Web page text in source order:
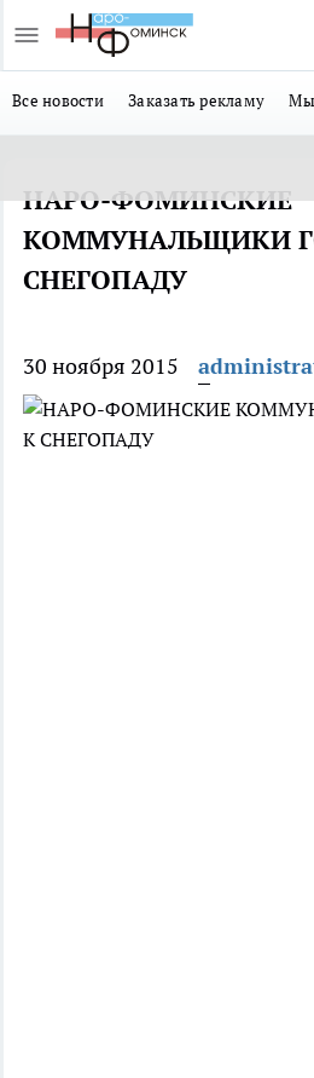
Все новости Заказать рекламу Мы
НАРО-ФОМИНСКИЕ
КОММУНАЛЬЩИКИ
СНЕГОПАДУ
30 ноября 2015